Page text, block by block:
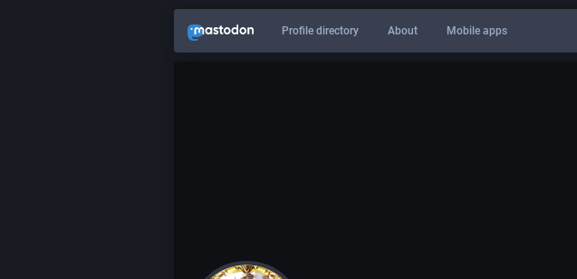
Profile directory About Mobile apps